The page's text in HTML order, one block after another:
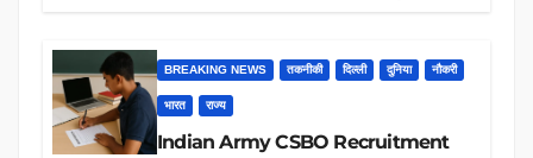
BREAKING NEWS तकनीकी दिल्ली दुनिया नौकरी
भारत राज्य
Indian Army CSBO Recruitment